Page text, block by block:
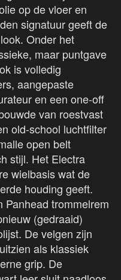
op de vloer en
signatuur geeft de
Onder het
maar puntgave
is volledig
aangepaste
en een one-off
van roestvast
old-school luchtfilter
open belt
stijl. Het Electra
wielbasis wat de
houding geeft.
Panhead trommelrem
(gedraaid)
De velgen zijn
als klassiek
grip. De